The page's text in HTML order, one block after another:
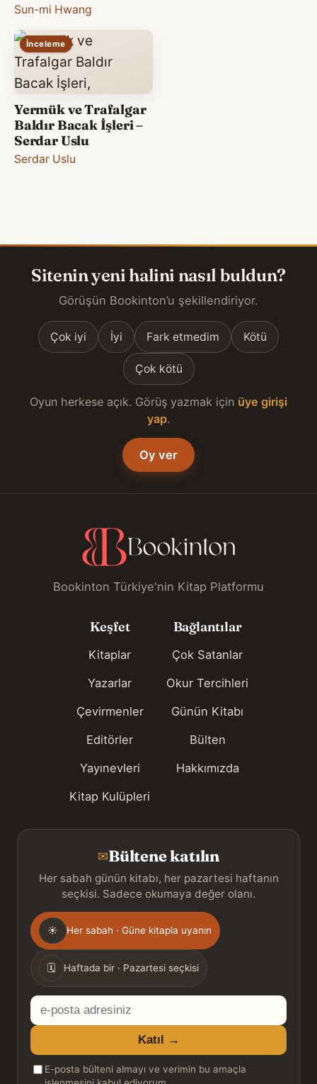
Sun-mi Hwang
İnceleme
Yermük ve Trafalgar
Baldır Bacak İşleri –
Serdar Uslu
Serdar Uslu
Sitenin yeni halini nasıl buldun?
Görüşün Bookinton’u şekillendiriyor.
Çok iyi İyi Fark etmedim Kötü
Çok kötü
Oyun herkese açık. Görüş yazmak için üye girişi
yap.
Oy ver
Bookinton Türkiye'nin Kitap Platformu
Keşfet
Kitaplar
Yazarlar
Çevirmenler
Editörler
Yayınevleri
Kitap Kulüpleri
Bağlantılar
Çok Satanlar
Okur Tercihleri
Günün Kitabı
Bülten
Hakkımızda
✉Bültene katılın
Her sabah günün kitabı, her pazartesi haftanın
seçkisi. Sadece okumaya değer olanı.
Gönderim
sıklığı
☀ Her sabah · Güne kitapla uyanın
🗓 Haftada bir · Pazartesi seçkisi
E-
posta
adresiniz
Katıl →
E-posta bülteni almayı ve verimin bu amaçla